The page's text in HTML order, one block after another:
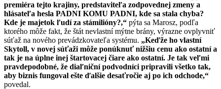
premiéra tejto krajiny, predstaviteľa zodpovednej zmeny a
hlásateľa hesla PADNI KOMU PADNI, kde sa stala chyba?
Kde je majetok ľudí za stámilióny?,“ pýta sa Marosz, podľa
ktorého môže fakt, že štát nevlastní mýtne brány, výrazne ovplyvniť
súťaž na nového prevádzkovateľa systému. „Keďže ho vlastní
Skytoll, v novej súťaži môže ponúknuť nižšiu cenu ako ostatní a
tak je na úplne inej štartovacej čiare ako ostatní. Je tak veľmi
pravdepodobné, že diaľniční podvodníci pripravili všetko tak,
aby biznis fungoval ešte ďalšie desaťročie aj po ich odchode,“
povedal.